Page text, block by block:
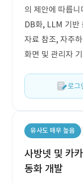
의 제안에 따릅니
DB화, LLM 기반
자료 참조, 자주
화면 및 관리자
로그
유사도 매우 높음
사방넷 및 카
동화 개발